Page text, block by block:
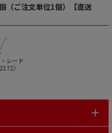
（ご注文単位1個）【直送
レード
2172）